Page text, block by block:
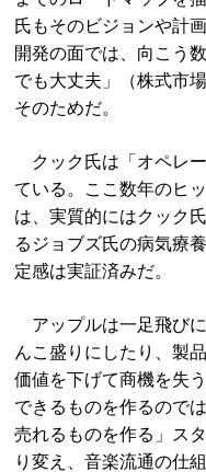
氏もそのビジョンや計
開発の面では、向こう
でも大丈夫」（株式市
そのためだ。
クック氏は「オペレ
ている。ここ数年のヒ
は、実質的にはクック
るジョブズ氏の病気療
定感は実証済みだ。
アップルは一足飛び
んこ盛りにしたり、製
価値を下げて商機を失
できるものを作るので
売れるものを作る」ス
り変え、音楽流通の仕